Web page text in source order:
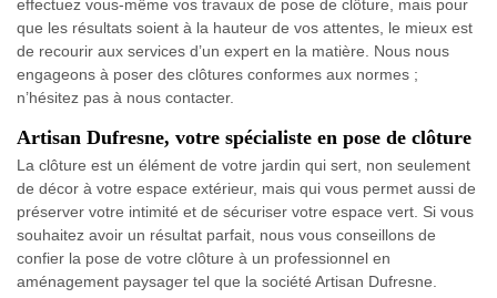
effectuez vous-même vos travaux de pose de clôture, mais pour
que les résultats soient à la hauteur de vos attentes, le mieux est
de recourir aux services d’un expert en la matière. Nous nous
engageons à poser des clôtures conformes aux normes ;
n’hésitez pas à nous contacter.
Artisan Dufresne, votre spécialiste en pose de clôture
La clôture est un élément de votre jardin qui sert, non seulement
de décor à votre espace extérieur, mais qui vous permet aussi de
préserver votre intimité et de sécuriser votre espace vert. Si vous
souhaitez avoir un résultat parfait, nous vous conseillons de
confier la pose de votre clôture à un professionnel en
aménagement paysager tel que la société Artisan Dufresne.